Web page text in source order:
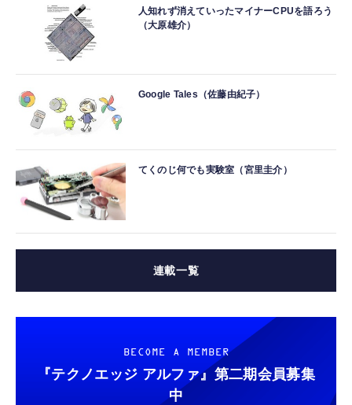
人知れず消えていったマイナーCPUを語ろう
（大原雄介）
Google Tales（佐藤由紀子）
てくのじ何でも実験室（宮里圭介）
連載一覧
BECOME A MEMBER
『テクノエッジ アルファ』 第二期会員募集
中